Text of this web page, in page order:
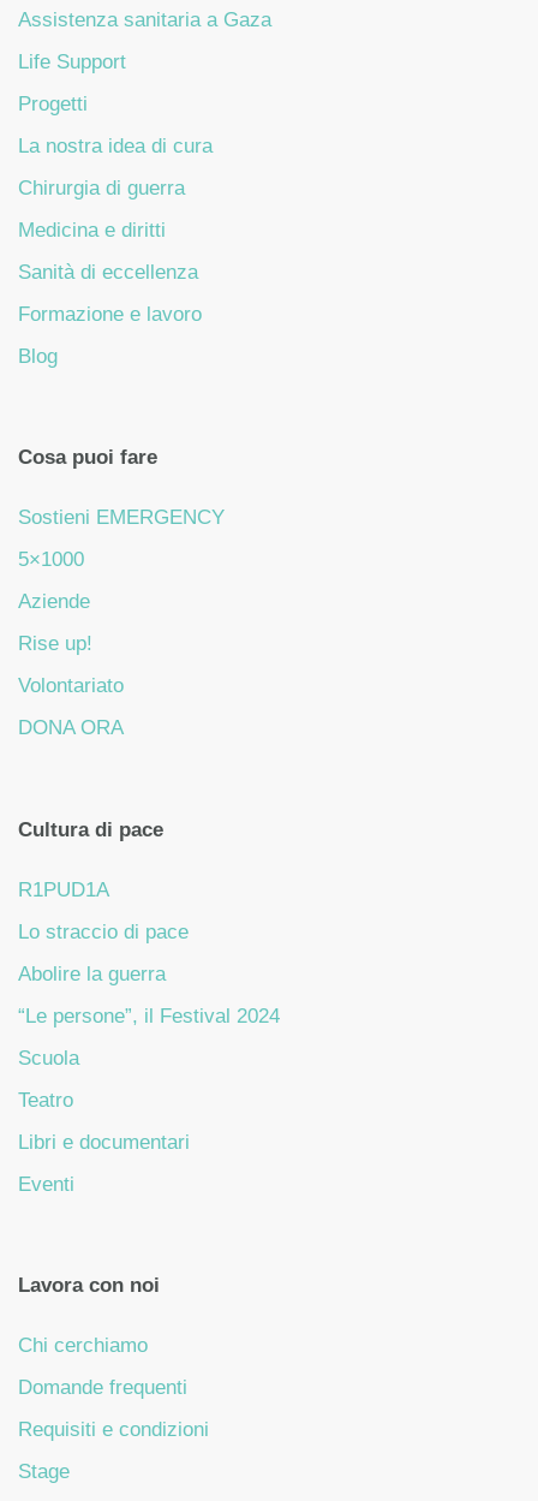
Assistenza sanitaria a Gaza
Life Support
Progetti
La nostra idea di cura
Chirurgia di guerra
Medicina e diritti
Sanità di eccellenza
Formazione e lavoro
Blog
Cosa puoi fare
Sostieni EMERGENCY
5×1000
Aziende
Rise up!
Volontariato
DONA ORA
Cultura di pace
R1PUD1A
Lo straccio di pace
Abolire la guerra
“Le persone”, il Festival 2024
Scuola
Teatro
Libri e documentari
Eventi
Lavora con noi
Chi cerchiamo
Domande frequenti
Requisiti e condizioni
Stage